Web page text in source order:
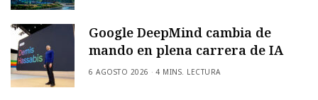
Google DeepMind cambia de
mando en plena carrera de IA
6 AGOSTO 2026 4 MINS. LECTURA